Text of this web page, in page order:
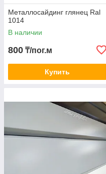
Металлосайдинг глянец Ral
1014
В наличии
800 ₸/пог.м
Купить